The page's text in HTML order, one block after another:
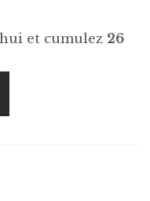
et cumulez 26